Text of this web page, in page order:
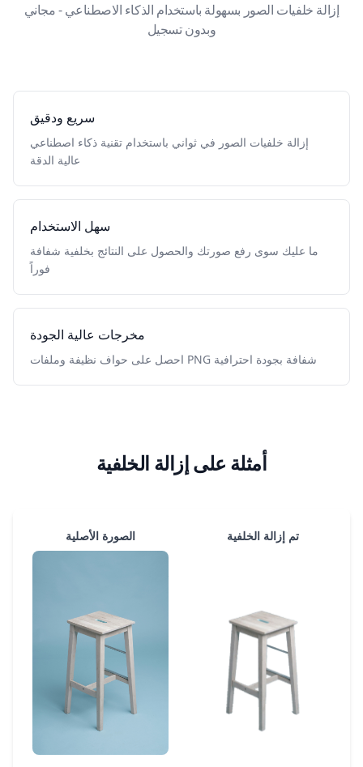
إزالة خلفيات الصور بسهولة باستخدام الذكاء الاصطناعي - مجاني
وبدون تسجيل
سريع ودقيق
إزالة خلفيات الصور في ثواني باستخدام تقنية ذكاء اصطناعي
عالية الدقة
سهل الاستخدام
ما عليك سوى رفع صورتك والحصول على النتائج بخلفية شفافة
فوراً
مخرجات عالية الجودة
احصل على حواف نظيفة وملفات PNG شفافة بجودة احترافية
أمثلة على إزالة الخلفية
الصورة الأصلية تم إزالة الخلفية